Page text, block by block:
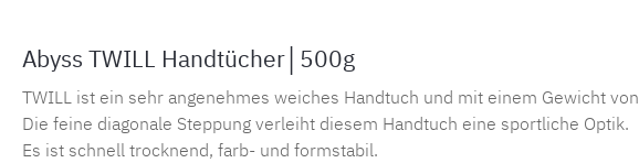
Abyss TWILL Handtücher│500g
TWILL ist ein sehr angenehmes weiches Handtuch und mit einem Gewicht von
Die feine diagonale Steppung verleiht diesem Handtuch eine sportliche Optik.
Es ist schnell trocknend, farb- und formstabil.